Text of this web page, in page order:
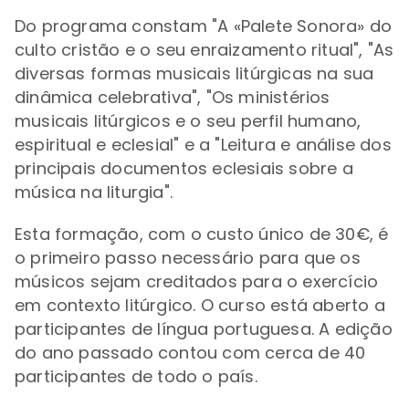
Do programa constam "A «Palete Sonora» do
culto cristão e o seu enraizamento ritual", "As
diversas formas musicais litúrgicas na sua
dinâmica celebrativa", "Os ministérios
musicais litúrgicos e o seu perfil humano,
espiritual e eclesial" e a "Leitura e análise dos
principais documentos eclesiais sobre a
música na liturgia".
Esta formação, com o custo único de 30€, é
o primeiro passo necessário para que os
músicos sejam creditados para o exercício
em contexto litúrgico. O curso está aberto a
participantes de língua portuguesa. A edição
do ano passado contou com cerca de 40
participantes de todo o país.